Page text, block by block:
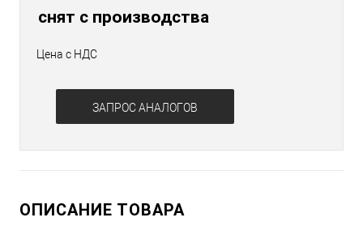
снят с производства
Цена с НДС
ЗАПРОС АНАЛОГОВ
ОПИСАНИЕ ТОВАРА